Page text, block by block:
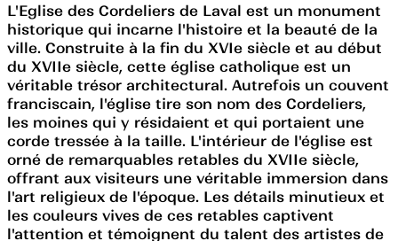
L'Eglise des Cordeliers de Laval est un monument
historique qui incarne l'histoire et la beauté de la
ville. Construite à la fin du XVIe siècle et au début
du XVIIe siècle, cette église catholique est un
véritable trésor architectural. Autrefois un couvent
franciscain, l'église tire son nom des Cordeliers,
les moines qui y résidaient et qui portaient une
corde tressée à la taille. L'intérieur de l'église est
orné de remarquables retables du XVIIe siècle,
offrant aux visiteurs une véritable immersion dans
l'art religieux de l'époque. Les détails minutieux et
les couleurs vives de ces retables captivent
l'attention et témoignent du talent des artistes de